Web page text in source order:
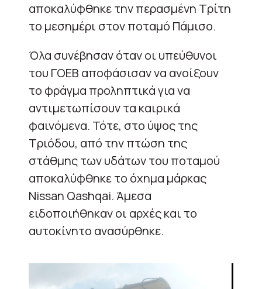
αποκαλύφθηκε την περασμένη Τρίτη
το μεσημέρι στον ποταμό Πάμισο.
Όλα συνέβησαν όταν οι υπεύθυνοι
του ΓΟΕΒ αποφάσισαν να ανοίξουν
το φράγμα προληπτικά για να
αντιμετωπίσουν τα καιρικά
φαινόμενα. Τότε, στο ύψος της
Τριόδου, από την πτώση της
στάθμης των υδάτων του ποταμού
αποκαλύφθηκε το όχημα μάρκας
Nissan Qashqai. Άμεσα
ειδοποιήθηκαν οι αρχές και το
αυτοκίνητο ανασύρθηκε.